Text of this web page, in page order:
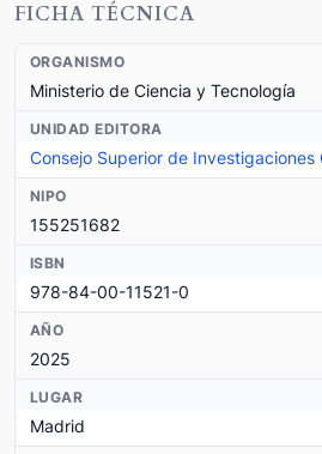
FICHA TÉCNICA
ORGANISMO
Ministerio de Ciencia y Tecnología
UNIDAD EDITORA
Consejo Superior de Investigaciones
NIPO
155251682
ISBN
978-84-00-11521-0
AÑO
2025
LUGAR
Madrid